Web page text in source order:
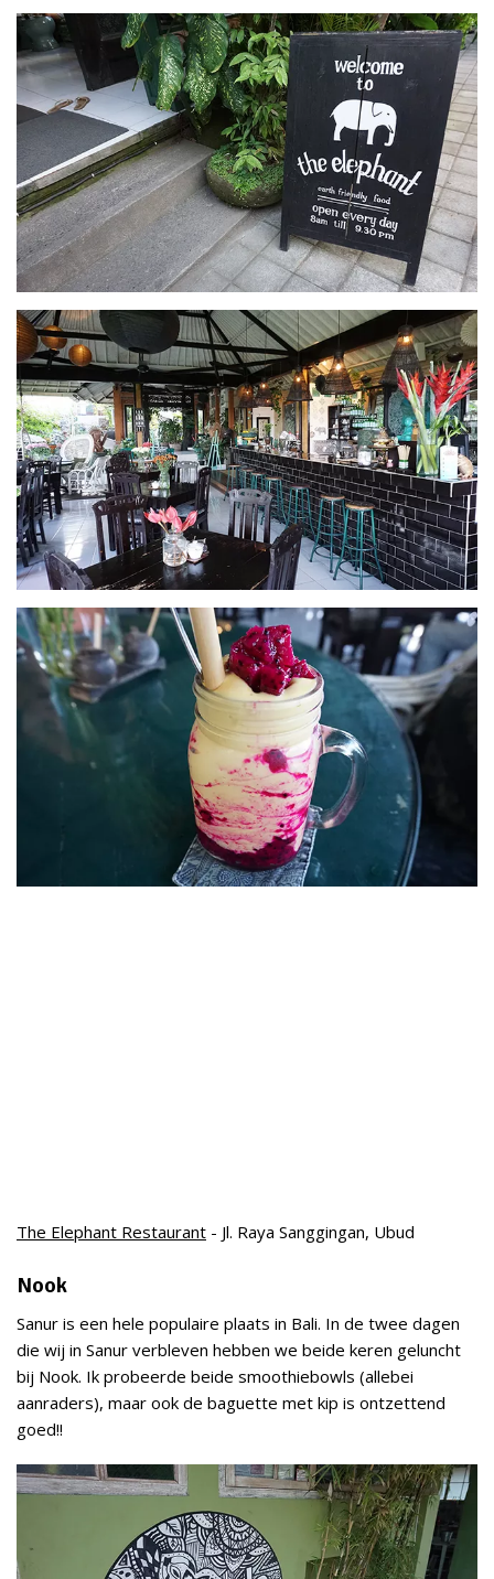
The Elephant Restaurant - Jl. Raya Sanggingan, Ubud
Nook
Sanur is een hele populaire plaats in Bali. In de twee dagen
die wij in Sanur verbleven hebben we beide keren geluncht
bij Nook. Ik probeerde beide smoothiebowls (allebei
aanraders), maar ook de baguette met kip is ontzettend
goed!!